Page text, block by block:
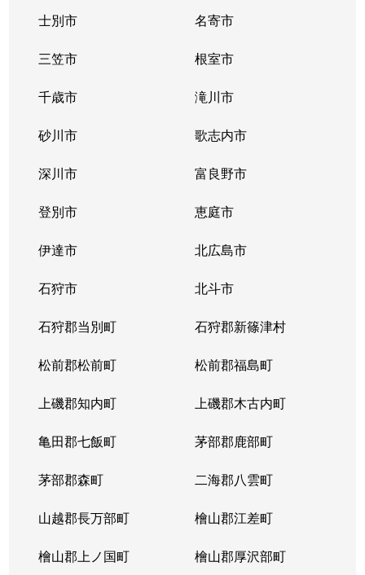
士別市 名寄市
三笠市 根室市
千歳市 滝川市
砂川市 歌志内市
深川市 富良野市
登別市 恵庭市
伊達市 北広島市
石狩市 北斗市
石狩郡当別町 石狩郡新篠津村
松前郡松前町 松前郡福島町
上磯郡知内町 上磯郡木古内町
亀田郡七飯町 茅部郡鹿部町
茅部郡森町 二海郡八雲町
山越郡長万部町 檜山郡江差町
檜山郡上ノ国町 檜山郡厚沢部町